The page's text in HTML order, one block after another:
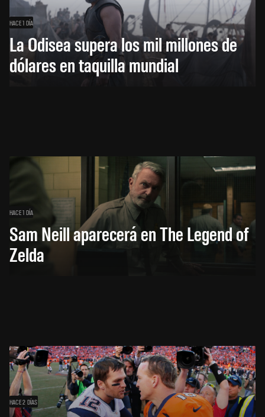
HACE 1 DÍA
La Odisea supera los mil millones de
dólares en taquilla mundial
HACE 1 DÍA
Sam Neill aparecerá en The Legend of
Zelda
HACE 2 DÍAS